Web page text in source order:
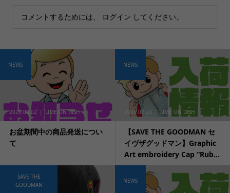
コメントするためには、 ログイン してください。
2026.08.02 LIME ON DISH
お盆期間中の商品発送につい
て
NEWS
2026.07.29 LIME ON DISH
【SAVE THE GOODMAN セ
イヴザグッドマン】Graphic
Art embroidery Cap “Rub...
NEWS
SAVE THE
GOODMAN
NEWS